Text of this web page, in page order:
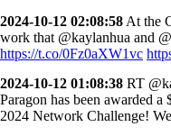
2024-10-12 02:08:58 At the
work that @kaylanhua and
https://t.co/0Fz0aXW1vc
2024-10-12 01:08:38 RT
Paragon has been awarded
2024 Network Challenge!